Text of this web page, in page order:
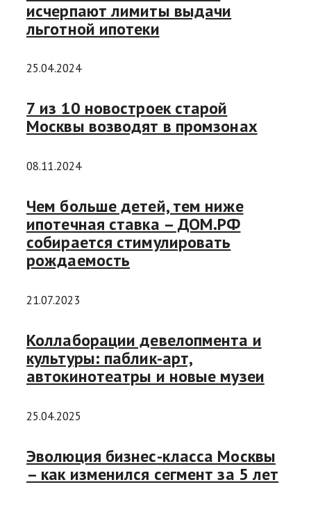
исчерпают лимиты выдачи
льготной ипотеки
25.04.2024
7 из 10 новостроек старой
Москвы возводят в промзонах
08.11.2024
Чем больше детей, тем ниже
ипотечная ставка – ДОМ.РФ
собирается стимулировать
рождаемость
21.07.2023
Коллаборации девелопмента и
культуры: паблик-арт,
автокинотеатры и новые музеи
25.04.2025
Эволюция бизнес-класса Москвы
– как изменился сегмент за 5 лет